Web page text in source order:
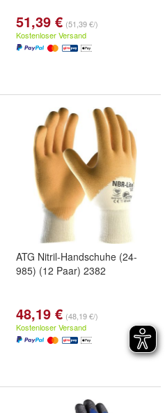
51,39 € (51,39 €/)
Kostenloser Versand
ATG Nitril-Handschuhe (24-
985) (12 Paar) 2382
48,19 € (48,19 €/)
Kostenloser Versand